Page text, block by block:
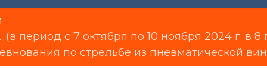
период с 7 октября по 10 ноября 2024 г. в
по стрельбе из пневматической